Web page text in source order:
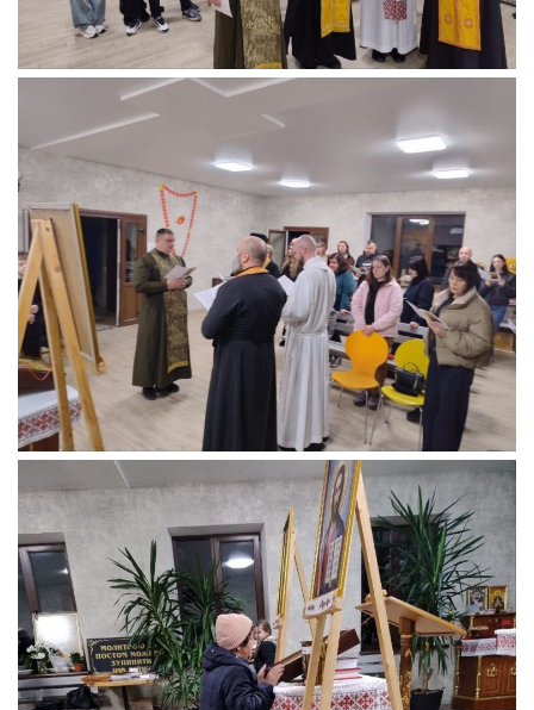
Різдва Пресвятої Богородиці (с. Вільховатка)
Св. Апостола Андрія Первозванного (с. Засулля)
Св. Миколая (с. Деменки)
Успіння Пресвятої Богородиці (м. Кременчук)
Успіння Пресвятої Богородиці (м. Лубни)
Парохії Сумської області
Введення в храм Богородиці (м. Суми)
Матері Божої Неустанної Помочі (м. Охтирка)
Монастирі
Свято-Покровський монастир оо Василіян
Свято-Івано-Павлівський монастир сестер Згромадження
Св. Йосифа ОПДМ
Монастир сестер милосердя Св. Вінкентія. Дім Милосердя
Монастир Успення Пресвятої Богородиці Сестер Чину
Святого Василія Великого
Комісії
Катехитична комісія
Комісія у справах молоді
Комісія у справах родини